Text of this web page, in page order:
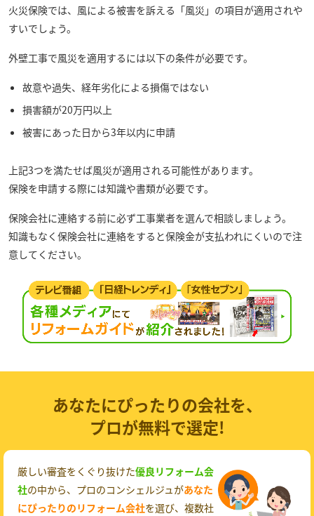
火災保険では、風による被害を訴える「風災」の項目が適用されや
すいでしょう。
外壁工事で風災を適用するには以下の条件が必要です。
故意や過失、経年劣化による損傷ではない
損害額が20万円以上
被害にあった日から3年以内に申請
上記3つを満たせば風災が適用される可能性があります。
保険を申請する際には知識や書類が必要です。
保険会社に連絡する前に必ず工事業者を選んで相談しましょう。
知識もなく保険会社に連絡をすると保険金が支払われにくいので注
意してください。
あなたにぴったりの会社を、
プロが無料で選定!
厳しい審査をくぐり抜けた優良リフォーム会
社の中から、プロのコンシェルジュがあなた
にぴったりのリフォーム会社を選び、複数社